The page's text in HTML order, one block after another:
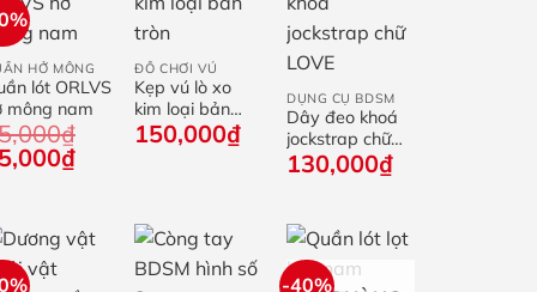
+
HỞ MÔNG
lót ORLVS
mông nam
₫
₫Giá
hiện
45,000₫.
ĐỒ CHƠI VÚ
Kẹp vú lò xo
kim loại bản
tròn
150,000₫
+
DỤNG CỤ BDSM
Dây đeo khoá
jockstrap chữ
LOVE
130,000₫
-40%